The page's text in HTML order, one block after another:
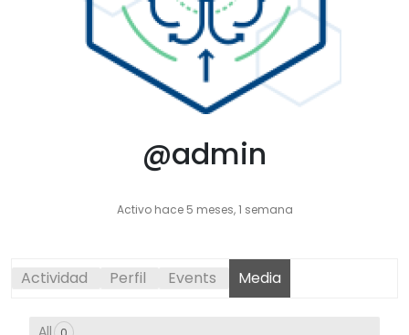
@admin
Activo hace 5 meses, 1 semana
Actividad Perfil Events Media
All